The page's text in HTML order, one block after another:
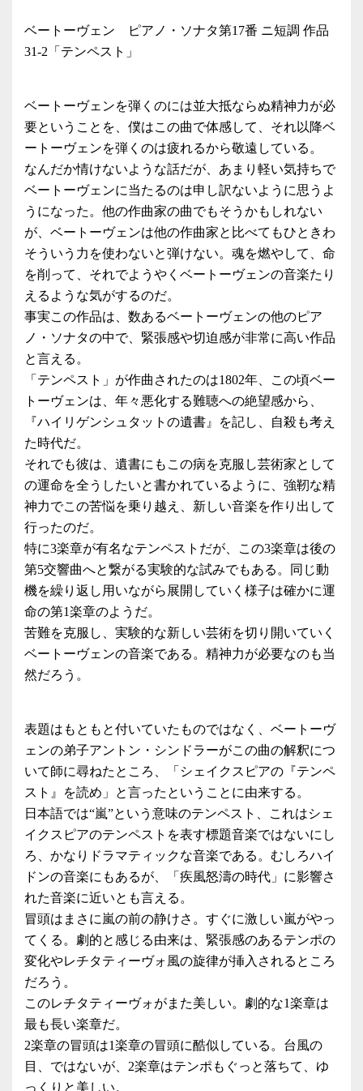
ベートーヴェン ピアノ・ソナタ第17番 ニ短調 作品
31-2「テンペスト」
ベートーヴェンを弾くのには並大抵ならぬ精神力が必
要ということを、僕はこの曲で体感して、それ以降ベ
ートーヴェンを弾くのは疲れるから敬遠している。
なんだか情けないような話だが、あまり軽い気持ちで
ベートーヴェンに当たるのは申し訳ないように思うよ
うになった。他の作曲家の曲でもそうかもしれない
が、ベートーヴェンは他の作曲家と比べてもひときわ
そういう力を使わないと弾けない。魂を燃やして、命
を削って、それでようやくベートーヴェンの音楽たり
えるような気がするのだ。
事実この作品は、数あるベートーヴェンの他のピア
ノ・ソナタの中で、緊張感や切迫感が非常に高い作品
と言える。
「テンペスト」が作曲されたのは1802年、この頃ベー
トーヴェンは、年々悪化する難聴への絶望感から、
『ハイリゲンシュタットの遺書』を記し、自殺も考え
た時代だ。
それでも彼は、遺書にもこの病を克服し芸術家として
の運命を全うしたいと書かれているように、強靭な精
神力でこの苦悩を乗り越え、新しい音楽を作り出して
行ったのだ。
特に3楽章が有名なテンペストだが、この3楽章は後の
第5交響曲へと繋がる実験的な試みでもある。同じ動
機を繰り返し用いながら展開していく様子は確かに運
命の第1楽章のようだ。
苦難を克服し、実験的な新しい芸術を切り開いていく
ベートーヴェンの音楽である。精神力が必要なのも当
然だろう。
表題はもともと付いていたものではなく、ベートーヴ
ェンの弟子アントン・シンドラーがこの曲の解釈につ
いて師に尋ねたところ、「シェイクスピアの『テンペ
スト』を読め」と言ったということに由来する。
日本語では“嵐”という意味のテンペスト、これはシェ
イクスピアのテンペストを表す標題音楽ではないにし
ろ、かなりドラマティックな音楽である。むしろハイ
ドンの音楽にもあるが、「疾風怒濤の時代」に影響さ
れた音楽に近いとも言える。
冒頭はまさに嵐の前の静けさ。すぐに激しい嵐がやっ
てくる。劇的と感じる由来は、緊張感のあるテンポの
変化やレチタティーヴォ風の旋律が挿入されるところ
だろう。
このレチタティーヴォがまた美しい。劇的な1楽章は
最も長い楽章だ。
2楽章の冒頭は1楽章の冒頭に酷似している。台風の
目、ではないが、2楽章はテンポもぐっと落ちて、ゆ
っくりと美しい。